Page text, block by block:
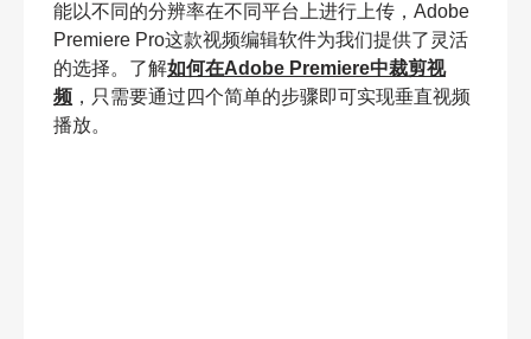
能以不同的分辨率在不同平台上进行上传，Adobe
Premiere Pro这款视频编辑软件为我们提供了灵活
的选择。了解如何在Adobe Premiere中裁剪视
频 ，只需要通过四个简单的步骤即可实现垂直视频
播放。